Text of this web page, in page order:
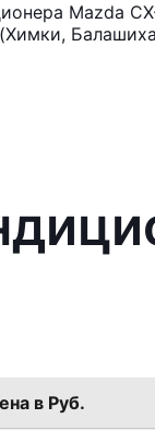
Mazda
в Руб.